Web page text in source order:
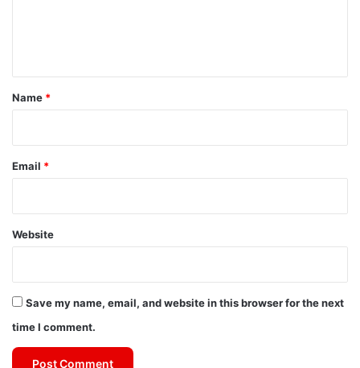
*
Name *
Email *
Website
Save my name, email, and website in this browser for the next
time I comment.